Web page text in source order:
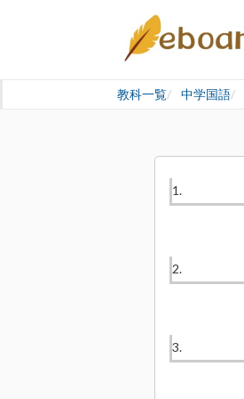
教科一覧 中学国語
1.
2.
3.